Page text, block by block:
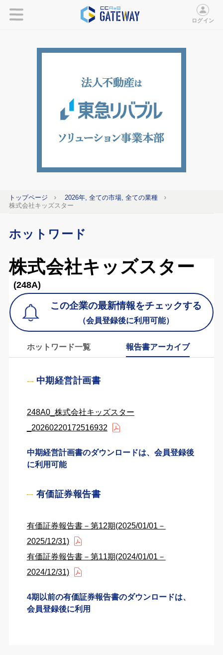
ログイン
トップページ
2026年, 全ての市場, 全ての業種
株式会社キッズスター
ホットワード
株式会社キッズスター
(248A)
この企業の最新情報をチェックする
（会員登録後に利用可能）
ホットワード一覧 報告書アーカイブ
中期経営計画書
248A0_株式会社キッズスター
_20260220172516932
中期経営計画書のダウンロードは、会員登録後
に利用可能
有価証券報告書
有価証券報告書－第12期(2025/01/01－
2025/12/31)
有価証券報告書－第11期(2024/01/01－
2024/12/31)
4期以前の有価証券報告書のダウンロードは、
会員登録後に利用